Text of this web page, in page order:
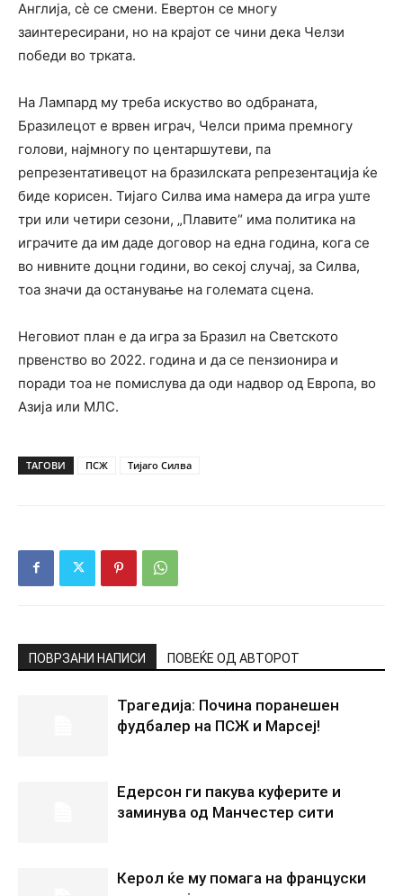
Англија, сè се смени. Евертон се многу
заинтересирани, но на крајот се чини дека Челзи
победи во трката.
На Лампард му треба искуство во одбраната,
Бразилецот е врвен играч, Челси прима премногу
голови, најмногу по центаршутеви, па
репрезентативецот на бразилската репрезентација ќе
биде корисен. Тијаго Силва има намера да игра уште
три или четири сезони, „Плавите“ има политика на
играчите да им даде договор на една година, кога се
во нивните доцни години, во секој случај, за Силва,
тоа значи да останување на големата сцена.
Неговиот план е да игра за Бразил на Светското
првенство во 2022. година и да се пензионира и
поради тоа не помислува да оди надвор од Европа, во
Азија или МЛС.
ТАГОВИ ПСЖ Тијаго Силва
ПОВРЗАНИ НАПИСИ ПОВЕЌЕ ОД АВТОРОТ
Трагедија: Почина поранешен
фудбалер на ПСЖ и Марсеј!
Едерсон ги пакува куферите и
заминува од Манчестер сити
Керол ќе му помага на француски